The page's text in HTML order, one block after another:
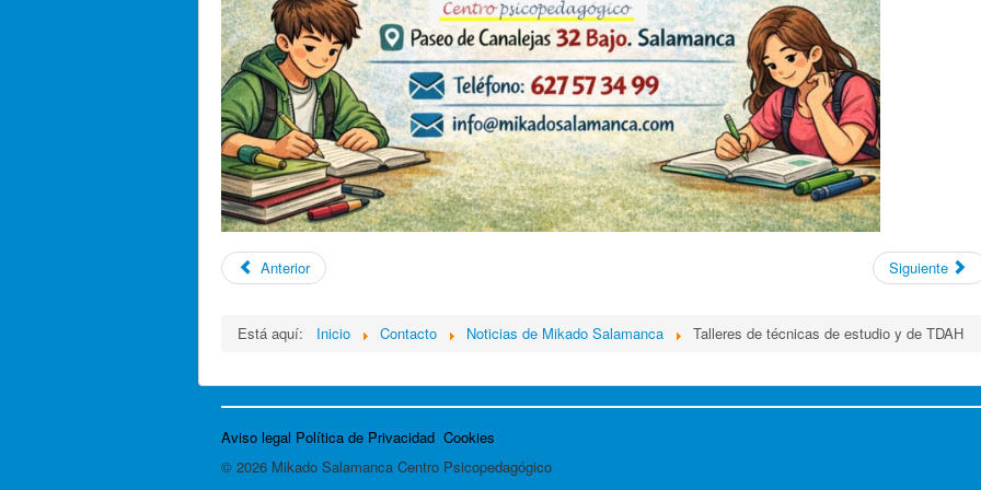
Anterior Siguiente
Está aquí: Inicio Contacto Noticias de Mikado Salamanca Talleres de técnicas de estudio y de TDAH
Aviso legal Política de Privacidad Cookies
© 2026 Mikado Salamanca Centro Psicopedagógico